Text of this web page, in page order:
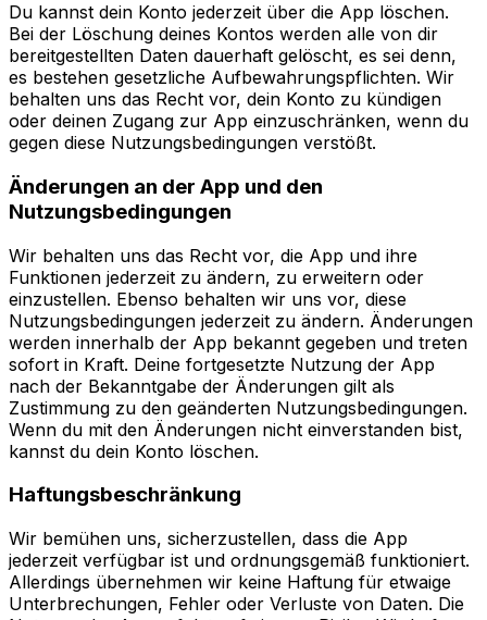
Du kannst dein Konto jederzeit über die App löschen.
Bei der Löschung deines Kontos werden alle von dir
bereitgestellten Daten dauerhaft gelöscht, es sei denn,
es bestehen gesetzliche Aufbewahrungspflichten. Wir
behalten uns das Recht vor, dein Konto zu kündigen
oder deinen Zugang zur App einzuschränken, wenn du
gegen diese Nutzungsbedingungen verstößt.
Änderungen an der App und den
Nutzungsbedingungen
Wir behalten uns das Recht vor, die App und ihre
Funktionen jederzeit zu ändern, zu erweitern oder
einzustellen. Ebenso behalten wir uns vor, diese
Nutzungsbedingungen jederzeit zu ändern. Änderungen
werden innerhalb der App bekannt gegeben und treten
sofort in Kraft. Deine fortgesetzte Nutzung der App
nach der Bekanntgabe der Änderungen gilt als
Zustimmung zu den geänderten Nutzungsbedingungen.
Wenn du mit den Änderungen nicht einverstanden bist,
kannst du dein Konto löschen.
Haftungsbeschränkung
Wir bemühen uns, sicherzustellen, dass die App
jederzeit verfügbar ist und ordnungsgemäß funktioniert.
Allerdings übernehmen wir keine Haftung für etwaige
Unterbrechungen, Fehler oder Verluste von Daten. Die